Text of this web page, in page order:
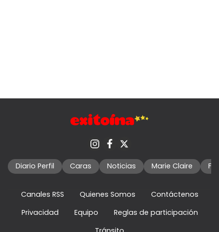
Diario Perfil Caras Noticias Marie Claire
Canales RSS Quienes Somos
Contáctenos
Privacidad
Equipo
Reglas de participación